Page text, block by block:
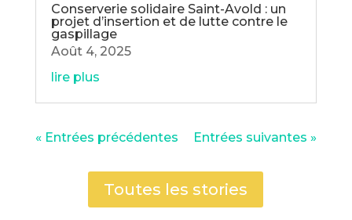
Conserverie solidaire Saint-Avold : un
projet d’insertion et de lutte contre le
gaspillage
Août 4, 2025
lire plus
« Entrées précédentes Entrées suivantes »
Toutes les stories